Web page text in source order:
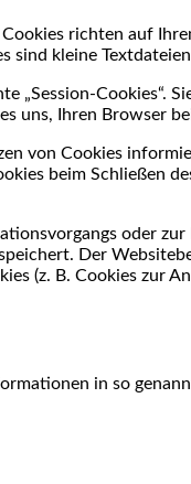
richten auf
kleine
„Session-Cookies“.
uns, Ihren Browser
von Cookies
beim
oder
Der
(z. B. Cookies zur
in so